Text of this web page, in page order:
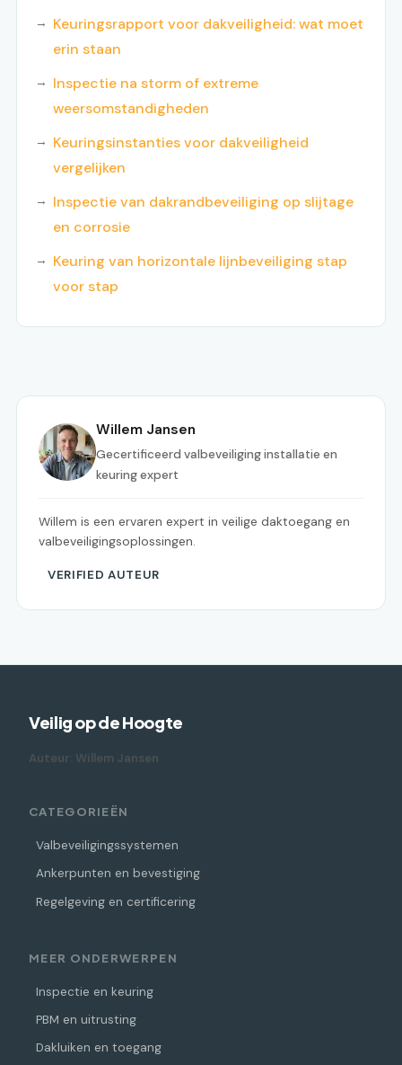
Keuringsrapport voor dakveiligheid: wat moet
erin staan
Inspectie na storm of extreme
weersomstandigheden
Keuringsinstanties voor dakveiligheid
vergelijken
Inspectie van dakrandbeveiliging op slijtage
en corrosie
Keuring van horizontale lijnbeveiliging stap
voor stap
Willem Jansen
Gecertificeerd valbeveiliging installatie en
keuring expert
Willem is een ervaren expert in veilige daktoegang en
valbeveiligingsoplossingen.
VERIFIED AUTEUR
Veilig op de Hoogte
Auteur: Willem Jansen
CATEGORIEËN
Valbeveiligingssystemen
Ankerpunten en bevestiging
Regelgeving en certificering
MEER ONDERWERPEN
Inspectie en keuring
PBM en uitrusting
Dakluiken en toegang